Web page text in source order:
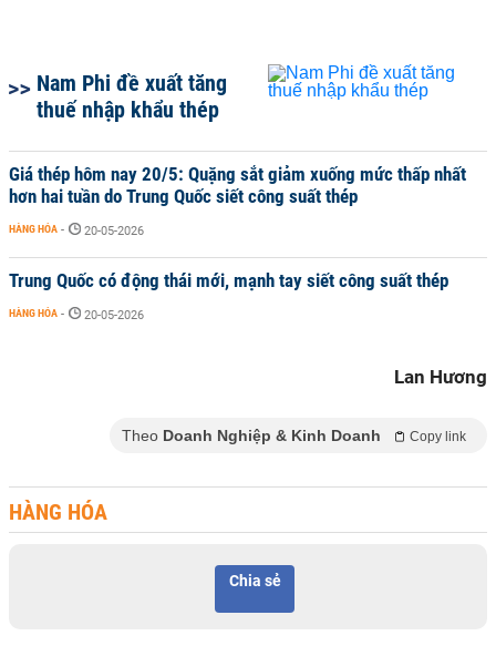
Nam Phi đề xuất tăng
thuế nhập khẩu thép
Giá thép hôm nay 20/5: Quặng sắt giảm xuống mức thấp nhất
hơn hai tuần do Trung Quốc siết công suất thép
HÀNG HÓA - 20-05-2026
Trung Quốc có động thái mới, mạnh tay siết công suất thép
HÀNG HÓA - 20-05-2026
Lan Hương
Theo Doanh Nghiệp & Kinh Doanh Copy link
HÀNG HÓA
Chia sẻ